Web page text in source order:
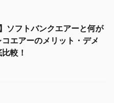
ソフトバンクエアーと何が
エアーのメリット・デメ
較！